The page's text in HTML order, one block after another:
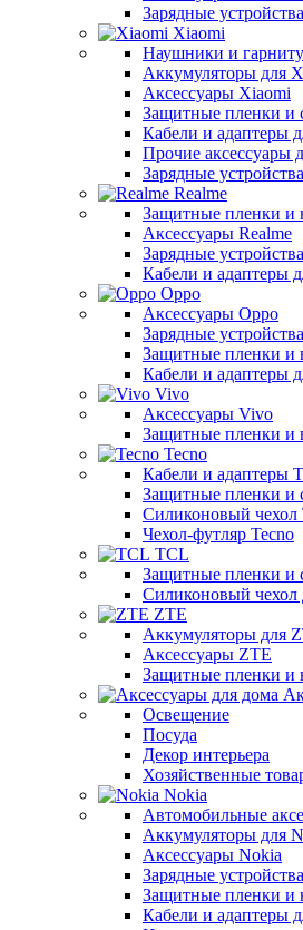
Зарядные
Xiaomi
Наушники и
Аккумуляторы для
Аксессуары Xiaomi
Защитные пленки и
Кабели и адаптеры
Прочие аксессуары
Зарядные
Realme
Защитные пленки и
Аксессуары Realme
Зарядные
Кабели и адаптеры
Oppo
Аксессуары Oppo
Зарядные
Защитные пленки и
Кабели и адаптеры
Vivo
Аксессуары Vivo
Защитные пленки и
Tecno
Кабели и адаптеры
Защитные пленки и
Силиконовый чехол
Чехол-футляр Tecno
TCL
Защитные пленки и
Силиконовый чехол
ZTE
Аккумуляторы для
Аксессуары ZTE
Защитные пленки и
Освещение
Посуда
Декор интерьера
Хозяйственные
Nokia
Автомобильные
Аккумуляторы для
Аксессуары Nokia
Зарядные
Защитные пленки и
Кабели и адаптеры